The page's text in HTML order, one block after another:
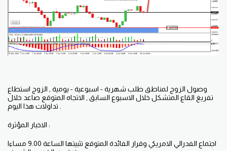
وصول الزوج لمناطق طلب شهرية - اسبوعية - يومية , الزوج استطاع
تفريغ القاع المتشكل خلال الاسبوع السابق , الاتجاه المتوقع صاعد خلال
الاخبار المؤثرة :
اجتماع الفدرالي الامريكي وقرار الفائدة المتوقع تثبيتها الساعة 9.00 مساءا